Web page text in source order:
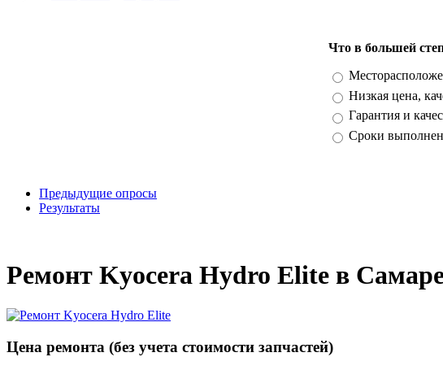
Что в большей
Варианты
Низкая цена,
Гарантия и
Сроки
Предыдущие опросы
Результаты
Ремонт Kyocera Hydro Elite в
Цена ремонта (без учета стоимости запчастей)